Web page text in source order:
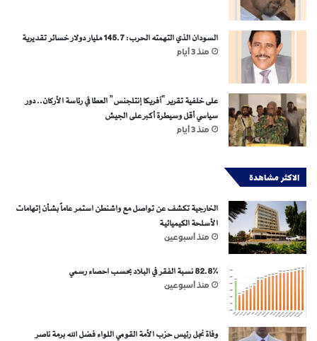
السودان الذي التهمته الحرب: 145.7 مليار دولار خسائر تقديرية
منذ 3 أيام
على خلفية تقرير “آفريكا إنتلجنس” العطا في رئاسة الأركان.. دور
سياسي أقل وسيطرة أكبر على الجيش
منذ 3 أيام
الاكثر مشاهدة
الخارجية تكشف عن تواصل مع واشنطن استمر عاماً بشأن إتهامات
الأسلحة الكيميائية
منذ أسبوعين
82.8% نسبة الفقر في البلاد بحسب احصاء رسمي
منذ أسبوعين
وفاة نجل رئيس حزب الأمة القومي اللواء فضل الله برمة ناصر